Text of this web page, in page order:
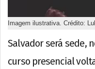
Imagem ilustrativa. Crédito:
Salvador será sede,
curso presencial